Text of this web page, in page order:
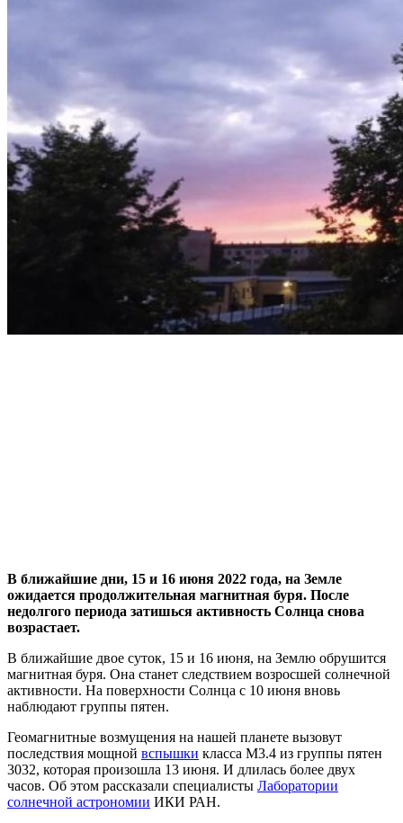
В ближайшие дни, 15 и 16 июня 2022 года, на Земле
ожидается продолжительная магнитная буря. После
недолгого периода затишься активность Солнца снова
возрастает.
В ближайшие двое суток, 15 и 16 июня, на Землю обрушится
магнитная буря. Она станет следствием возросшей солнечной
активности. На поверхности Солнца с 10 июня вновь
наблюдают группы пятен.
Геомагнитные возмущения на нашей планете вызовут
последствия мощной вспышки класса M3.4 из группы пятен
3032, которая произошла 13 июня. И длилась более двух
часов. Об этом рассказали специалисты Лаборатории
солнечной астрономии ИКИ РАН.